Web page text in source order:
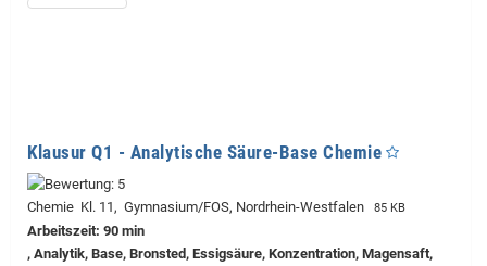
Klausur Q1 - Analytische Säure-Base Chemie
Chemie Kl. 11, Gymnasium/FOS, Nordrhein-Westfalen 85 KB
Arbeitszeit: 90 min
, Analytik, Base, Bronsted, Essigsäure, Konzentration, Magensaft,